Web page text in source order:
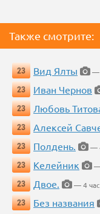
Также смотрите:
23 Вид Ялты
—
23
Иван Чернов
23
Любовь
23
Алексей
23
Полдень.
—
23
Келейник
—
23
Двое.
— 4
23
Без названия